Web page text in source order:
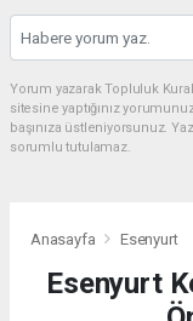
Yorum yazarak Topluluk
sitesine yaptığınız
başınıza üstleniyorsunuz.
sorumlu tutulamaz.
Anasayfa Esenyurt
Esenyurt